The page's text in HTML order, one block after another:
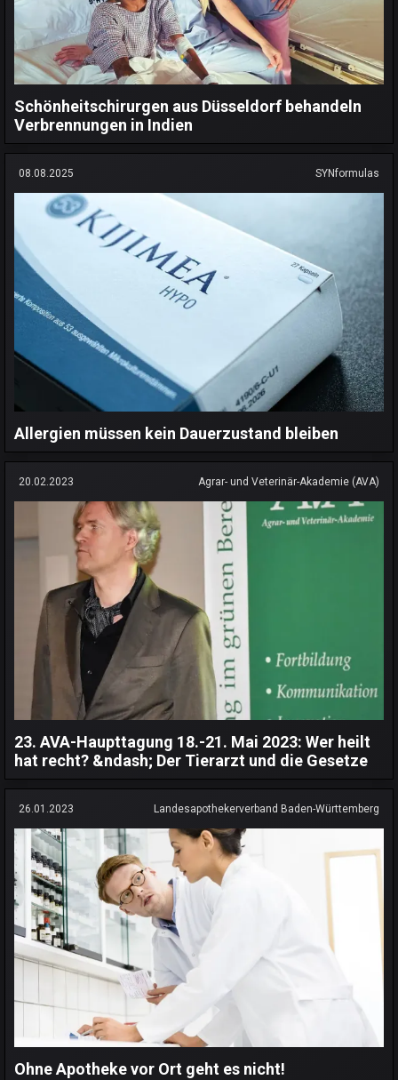
Schönheitschirurgen aus Düsseldorf behandeln
Verbrennungen in Indien
08.08.2025 SYNformulas
Allergien müssen kein Dauerzustand bleiben
20.02.2023 Agrar- und Veterinär-Akademie (AVA)
23. AVA-Haupttagung 18.-21. Mai 2023: Wer heilt
hat recht? &ndash; Der Tierarzt und die Gesetze
26.01.2023 Landesapothekerverband Baden-Württemberg
Ohne Apotheke vor Ort geht es nicht!